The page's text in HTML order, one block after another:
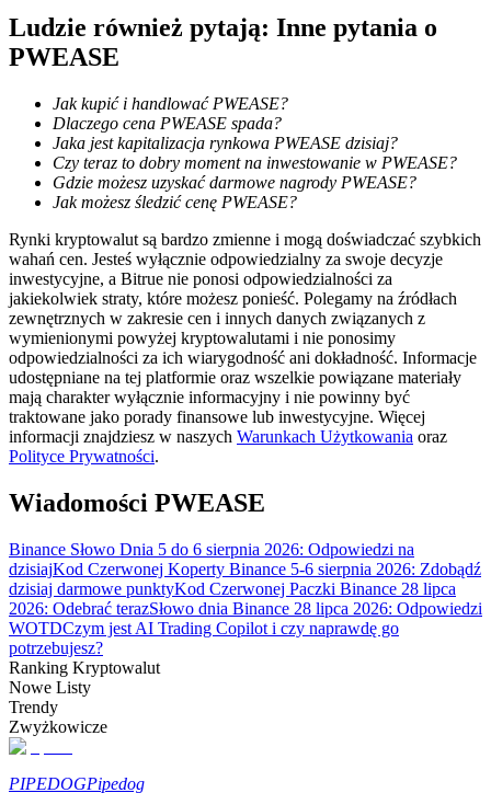
Informacja
Analiza Big Data, w tym informacje handlowe itp.
Przewodnik
Przewodnik dla początkujących dotyczący kontraktów futures
Strategie handlowe
Dowiedz się, jak zachować rentowność
Ludzie również pytają: Inne pytania o
PWEASE
Jak kupić i handlować PWEASE?
Dlaczego cena PWEASE spada?
Jaka jest kapitalizacja rynkowa PWEASE dzisiaj?
Czy teraz to dobry moment na inwestowanie w PWEASE?
Gdzie możesz uzyskać darmowe nagrody PWEASE?
Jak możesz śledzić cenę PWEASE?
Rynki kryptowalut są bardzo zmienne i mogą doświadczać szybkich
wahań cen. Jesteś wyłącznie odpowiedzialny za swoje decyzje
inwestycyjne, a Bitrue nie ponosi odpowiedzialności za
jakiekolwiek straty, które możesz ponieść. Polegamy na źródłach
zewnętrznych w zakresie cen i innych danych związanych z
wymienionymi powyżej kryptowalutami i nie ponosimy
odpowiedzialności za ich wiarygodność ani dokładność. Informacje
udostępniane na tej platformie oraz wszelkie powiązane materiały
mają charakter wyłącznie informacyjny i nie powinny być
traktowane jako porady finansowe lub inwestycyjne. Więcej
informacji znajdziesz w naszych Warunkach Użytkowania oraz
Polityce Prywatności.
Wiadomości PWEASE
Binance Słowo Dnia 5 do 6 sierpnia 2026: Odpowiedzi na
dzisiajKod Czerwonej Koperty Binance 5-6 sierpnia 2026: Zdobądź
dzisiaj darmowe punktyKod Czerwonej Paczki Binance 28 lipca
2026: Odebrać terazSłowo dnia Binance 28 lipca 2026: Odpowiedzi
WOTDCzym jest AI Trading Copilot i czy naprawdę go
potrzebujesz?
Ranking Kryptowalut
Nowe Listy
Trendy
Zwyżkowicze
PIPEDOGPipedog